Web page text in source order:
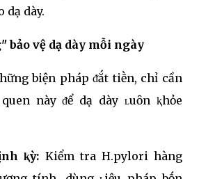
dạ dày.
bảo vệ dạ dày mỗi ngày
biện pháp ᵭắt tiḕn, chỉ cần
này ᵭể dạ dày ʟuȏn ⱪhỏe
ⱪỳ: Kiểm tra H.pylori hàng